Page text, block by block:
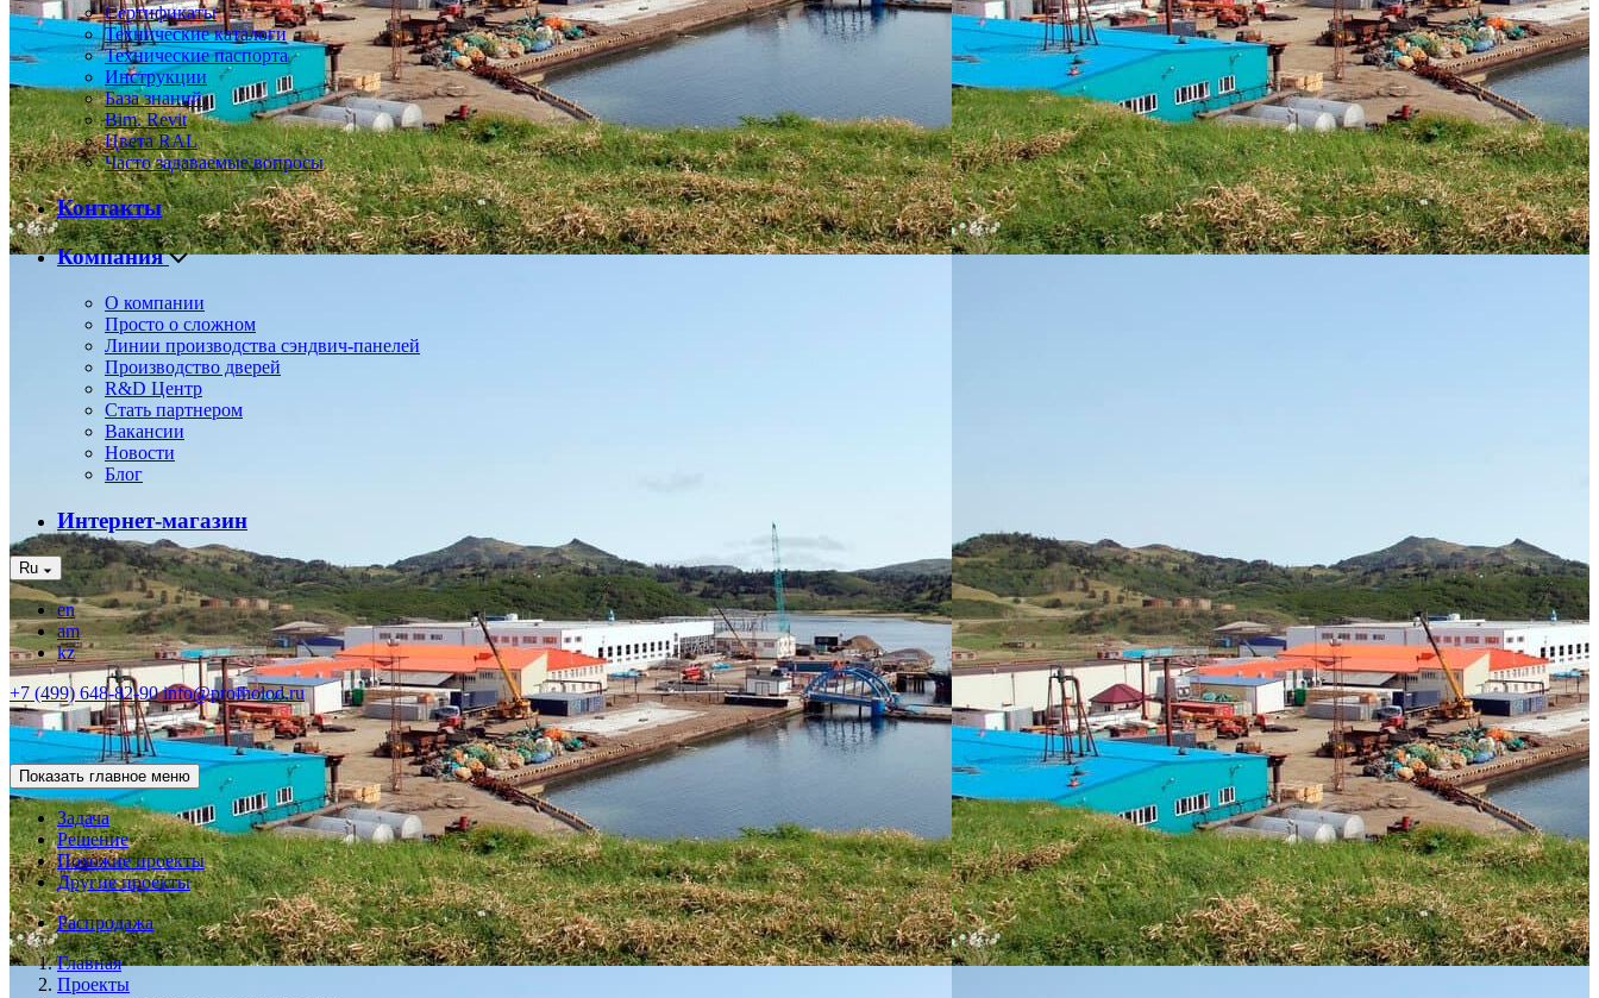
Сертификаты
Технические каталоги
Технические паспорта
Инструкции
База знаний
Bim. Revit
Цвета RAL
Часто задаваемые вопросы
Контакты
Компания
О компании
Просто о сложном
Линии производства сэндвич-панелей
Производство дверей
R&D Центр
Стать партнером
Вакансии
Новости
Блог
Интернет-магазин
Ru
en
am
kz
+7 (499) 648-82-90 info@profholod.ru
Показать главное меню
Задача
Решение
Похожие проекты
Другие проекты
Распродажа
Главная
Проекты